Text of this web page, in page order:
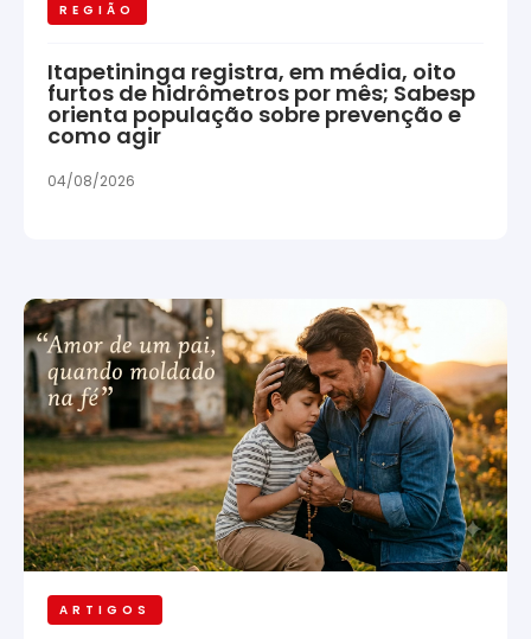
REGIÃO
Itapetininga registra, em média, oito
furtos de hidrômetros por mês; Sabesp
orienta população sobre prevenção e
como agir
04/08/2026
ARTIGOS